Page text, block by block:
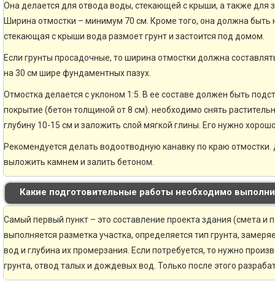
Она делается для отвода воды, стекающей с крыши, а также для
Ширина отмостки – минимум 70 см. Кроме того, она должна быть
стекающая с крыши вода размоет грунт и застоится под домом.
Если грунты просадочные, то ширина отмостки должна
на 30 см шире фундаментных пазух.
Отмостка делается с уклоном 1:5. В ее составе должен быть
покрытие (бетон толщиной от 8 см). необходимо снять
глубину 10-15 см и заложить слой мягкой глины. Его нужно
Рекомендуется делать водоотводную канавку по краю
выложить камнем и залить бетоном.
Какие подготовительные работы необходимо
Самый первый пункт – это составление проекта здания (смета и
выполняется разметка участка, определяется тип грунта,
вод и глубина их промерзания. Если потребуется, то нужно
грунта, отвод талых и дождевых вод. Только после этого